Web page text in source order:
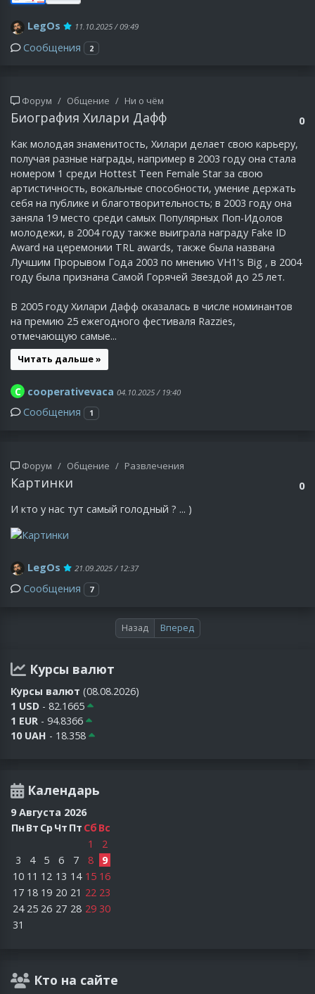
LegOs 11.10.2025 / 09:49
Сообщения 2
Форум Общение Ни о чём
Биография Хилари Дафф
0
Как молодая знаменитость, Хилари делает свою карьеру,
получая разные награды, например в 2003 году она стала
номером 1 среди Hottest Teen Female Star за свою
артистичность, вокальные способности, умение держать
себя на публике и благотворительность; в 2003 году она
заняла 19 место среди самых Популярных Поп-Идолов
молодежи, в 2004 году также выиграла награду Fake ID
Award на церемонии TRL awards, также была названа
Лучшим Прорывом Года 2003 по мнению VH1's Big , в 2004
году была признана Самой Горячей Звездой до 25 лет.
В 2005 году Хилари Дафф оказалась в числе номинантов
на премию 25 ежегодного фестиваля Razzies,
отмечающую самые...
Читать дальше »
C cooperativevaca 04.10.2025 / 19:40
Сообщения 1
Форум Общение Развлечения
Картинки
0
И кто у нас тут самый голодный ? ... )
LegOs 21.09.2025 / 12:37
Сообщения 7
Назад Вперед
Курсы валют
Курсы валют (08.08.2026)
1 USD - 82.1665
1 EUR - 94.8366
10 UAH - 18.358
Календарь
9 Августа 2026
ПнВт СрЧт Пт Сб Вс
1
2
3
4 5 6 7 8
9
10 11 12 13 14 15 16
17 18 19 20 21 22 23
24 25 26 27 28 29 30
31
Кто на сайте